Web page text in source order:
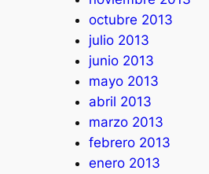
octubre 2013
julio 2013
junio 2013
mayo 2013
abril 2013
marzo 2013
febrero 2013
enero 2013